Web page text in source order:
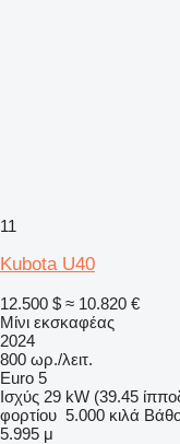
11
Kubota U40
12.500 $ ≈ 10.820 €
Μίνι εκσκαφέας
2024
800 ωρ./λειτ.
Euro 5
Ισχύς 29 kW (39.45
φορτίου 5.000 κιλά
5.995 μ